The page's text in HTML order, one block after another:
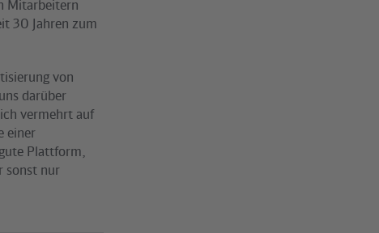
Mitarbeitern
30 Jahren zum
von
darüber
vermehrt auf
einer
Plattform,
sonst nur